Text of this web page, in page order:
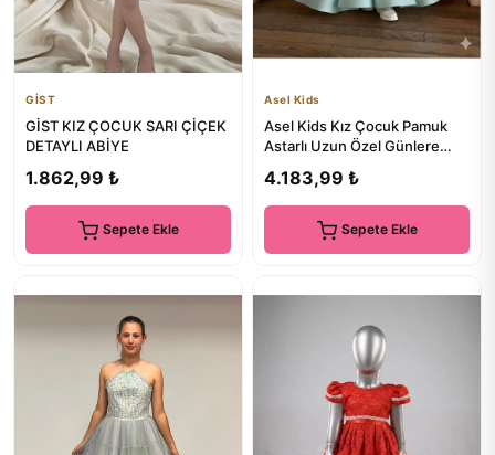
GİST
GİST KIZ ÇOCUK SARI ÇİÇEK
DETAYLI ABİYE
1.862,99 ₺
Sepete Ekle
Asel Kids
Asel Kids Kız Çocuk Pamuk
Astarlı Uzun Özel Günlere
4.183,99 ₺
Sepete Ekle